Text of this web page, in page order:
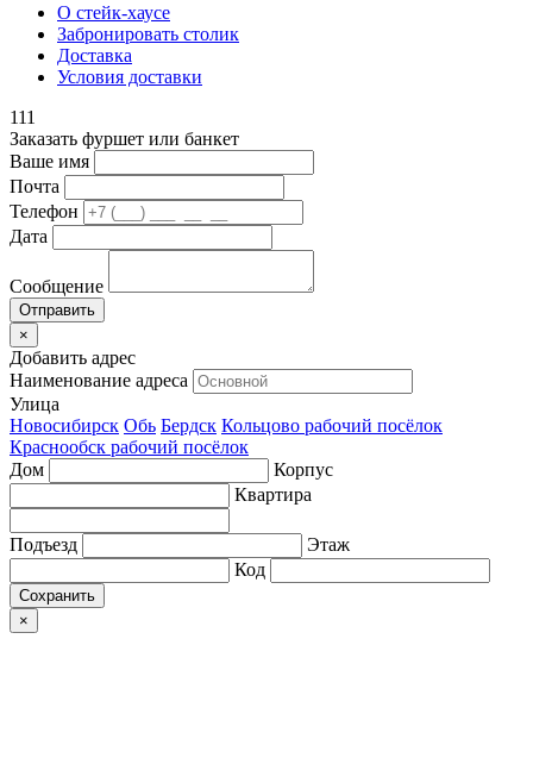
О стейк-хаусе
Забронировать столик
Доставка
Условия доставки
111
Заказать фуршет или банкет
Ваше имя
Почта
Телефон
Дата
Сообщение
×
Добавить адрес
Наименование адреса
Улица
Новосибирск Обь Бердск Кольцово рабочий посёлок
Краснообск рабочий посёлок
Дом
Корпус
Квартира
Подъезд
Этаж
Код
Сохранить
×